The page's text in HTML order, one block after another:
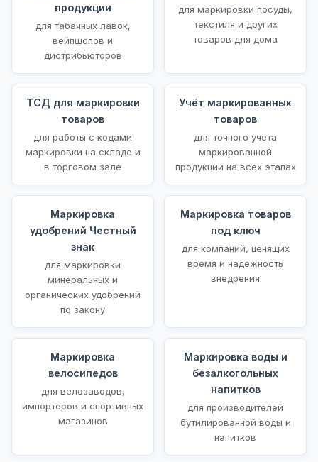
продукции
для табачных лавок,
вейпшопов и
дистрибьюторов
для маркировки посуды,
текстиля и других
товаров для дома
ТСД для маркировки
товаров
для работы с кодами
маркировки на складе и
в торговом зале
Учёт маркированных
товаров
для точного учёта
маркированной
продукции на всех этапах
Маркировка
удобрений Честный
знак
для маркировки
минеральных и
органических удобрений
по закону
Маркировка товаров
под ключ
для компаний, ценящих
время и надежность
внедрения
Маркировка
велосипедов
для велозаводов,
импортеров и спортивных
магазинов
Маркировка воды и
безалкогольных
напитков
для производителей
бутилированной воды и
напитков